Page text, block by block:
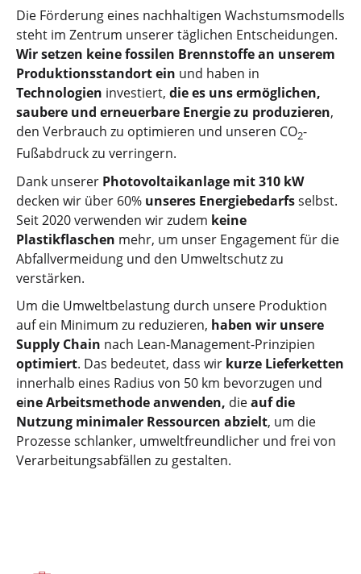
Die Förderung eines nachhaltigen Wachstumsmodells
steht im Zentrum unserer täglichen Entscheidungen.
Wir setzen keine fossilen Brennstoffe an unserem
Produktionsstandort ein und haben in
Technologien investiert, die es uns ermöglichen,
saubere und erneuerbare Energie zu produzieren,
den Verbrauch zu optimieren und unseren CO2-
Fußabdruck zu verringern.
Dank unserer Photovoltaikanlage mit 310 kW
decken wir über 60% unseres Energiebedarfsselbst.
Seit 2020 verwenden wir zudem keine
Plastikflaschen mehr, um unser Engagement für die
Abfallvermeidung und den Umweltschutz zu
verstärken.
Um die Umweltbelastung durch unsere Produktion
auf ein Minimum zu reduzieren, haben wir unsere
Supply Chain nach Lean-Management-Prinzipien
optimiert. Das bedeutet, dass wir kurze Lieferketten
innerhalb eines Radius von 50 km bevorzugen und
eine Arbeitsmethode anwenden, dieauf die
Nutzung minimaler Ressourcen abzielt, um die
Prozesse schlanker, umweltfreundlicher und frei von
Verarbeitungsabfällen zu gestalten.